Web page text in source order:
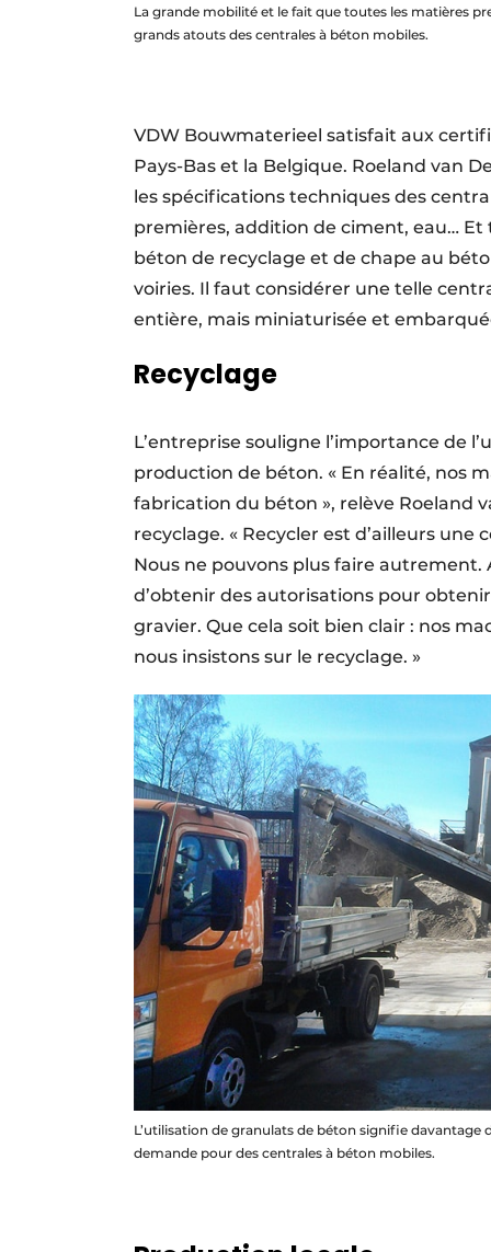
La grande mobilité et le fait que toutes les matières
grands atouts des centrales à béton mobiles.
VDW Bouwmaterieel satisfait aux
Pays-Bas et la Belgique. Roeland van
les spécifications techniques des
premières, addition de ciment, eau… Et
béton de recyclage et de chape au
voiries. Il faut considérer une telle
entière, mais miniaturisée et
Recyclage
L’entreprise souligne l’importance de
production de béton. « En réalité, nos
fabrication du béton », relève Roeland
recyclage. « Recycler est d’ailleurs
Nous ne pouvons plus faire autrement.
d’obtenir des autorisations pour
gravier. Que cela soit bien clair : nos
nous insistons sur le recyclage. »
L’utilisation de granulats de béton signifie
demande pour des centrales à béton mobiles.